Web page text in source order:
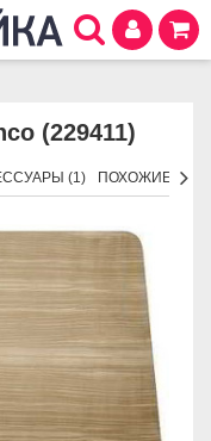
(229411)
(1) ПОХОЖИЕ